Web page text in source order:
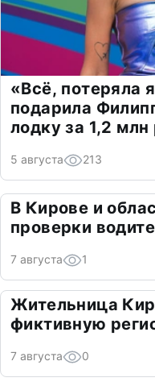
«Всё, потеряла
подарила
лодку за 1,2 млн
5 августа 213
В Кирове и
проверки
7 августа 1
Жительница
фиктивную
7 августа 0